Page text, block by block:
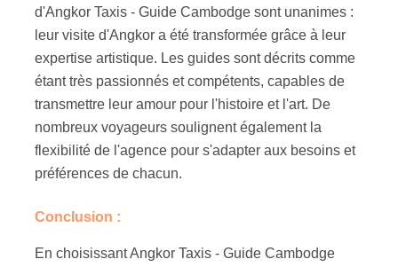
d'Angkor Taxis - Guide Cambodge sont unanimes :
leur visite d'Angkor a été transformée grâce à leur
expertise artistique. Les guides sont décrits comme
étant très passionnés et compétents, capables de
transmettre leur amour pour l'histoire et l'art. De
nombreux voyageurs soulignent également la
flexibilité de l'agence pour s'adapter aux besoins et
préférences de chacun.
Conclusion :
En choisissant Angkor Taxis - Guide Cambodge